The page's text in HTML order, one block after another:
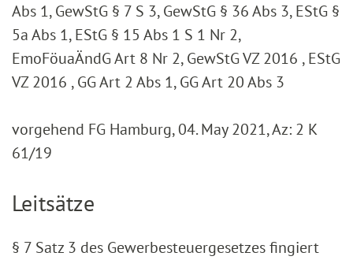
Abs 1, GewStG § 7 S 3, GewStG § 36 Abs 3, EStG §
5a Abs 1, EStG § 15 Abs 1 S 1 Nr 2,
EmoFöuaÄndG Art 8 Nr 2, GewStG VZ 2016 , EStG
VZ 2016 , GG Art 2 Abs 1, GG Art 20 Abs 3
vorgehend FG Hamburg, 04. May 2021, Az: 2 K
61/19
Leitsätze
§ 7 Satz 3 des Gewerbesteuergesetzes fingiert